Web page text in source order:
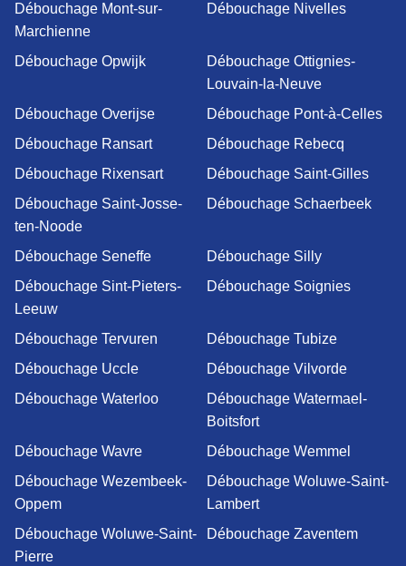
Débouchage Mont-sur-
Marchienne
Débouchage Nivelles
Débouchage Opwijk
Débouchage Ottignies-
Louvain-la-Neuve
Débouchage Overijse
Débouchage Pont-à-Celles
Débouchage Ransart
Débouchage Rebecq
Débouchage Rixensart
Débouchage Saint-Gilles
Débouchage Saint-Josse-
ten-Noode
Débouchage Schaerbeek
Débouchage Seneffe
Débouchage Silly
Débouchage Sint-Pieters-
Leeuw
Débouchage Soignies
Débouchage Tervuren
Débouchage Tubize
Débouchage Uccle
Débouchage Vilvorde
Débouchage Waterloo
Débouchage Watermael-
Boitsfort
Débouchage Wavre
Débouchage Wemmel
Débouchage Wezembeek-
Oppem
Débouchage Woluwe-Saint-
Lambert
Débouchage Woluwe-Saint-
Pierre
Débouchage Zaventem